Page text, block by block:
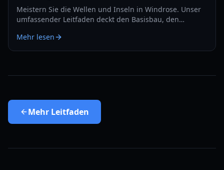
Meistern Sie die Wellen und Inseln in Windrose. Unser
umfassender Leitfaden deckt den Basisbau, den
Mehr lesen
Mehr Leitfaden